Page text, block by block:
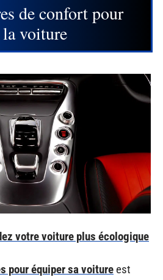
de confort pour
voiture
votre voiture plus écologique
pour équiper sa voiture est